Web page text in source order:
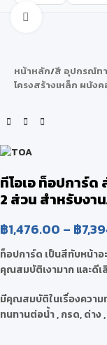
Click to enlarge
หน้าหลัก/สี อุปกรณ์ท
โครงสร้างเหล็ก ผนัง
ทีโอเอ ท็อปการ์ด
2 ส่วน สำหรับงา
฿1,476.00 – ฿
ท็อปการ์ด เป็นสีทับหน้าอ
คุณสมบัติเงามาก และดีเ
มีคุณสมบัติในเรื่องความ
ทนทานต่อน้ำ , กรด, ด่าง